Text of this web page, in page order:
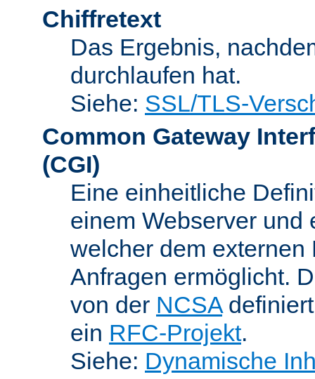
Chiffretext
Das Ergebnis,
durchlaufen hat.
Siehe: SSL/TLS-
Common Gateway
(CGI)
Eine einheitliche
einem Webserver und
welcher dem
Anfragen ermöglicht.
von der NCSA
ein RFC-Projekt.
Siehe: Dynamische